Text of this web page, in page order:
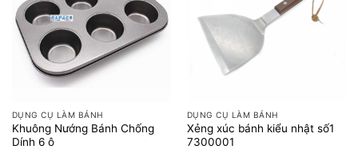
DỤNG CỤ LÀM BÁNH
Khuông Nướng Bánh Chống
Dính 6 ô
DỤNG CỤ LÀM BÁNH
Xẻng xúc bánh kiểu nhật số1
7300001